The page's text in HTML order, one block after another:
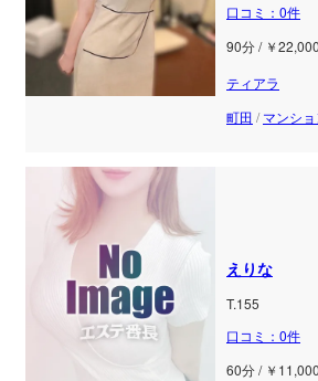
口コミ：0件
90分 / ￥22,000
ティアラ
町田 /マンシ
えりな
T.155
口コミ：0件
60分 / ￥11,000